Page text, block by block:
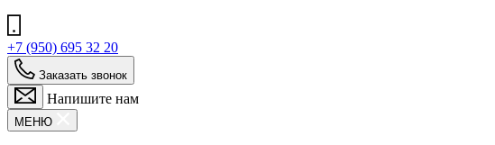
+7 (950) 695 32 20
Заказать звонок
Напишите нам
МЕНЮ